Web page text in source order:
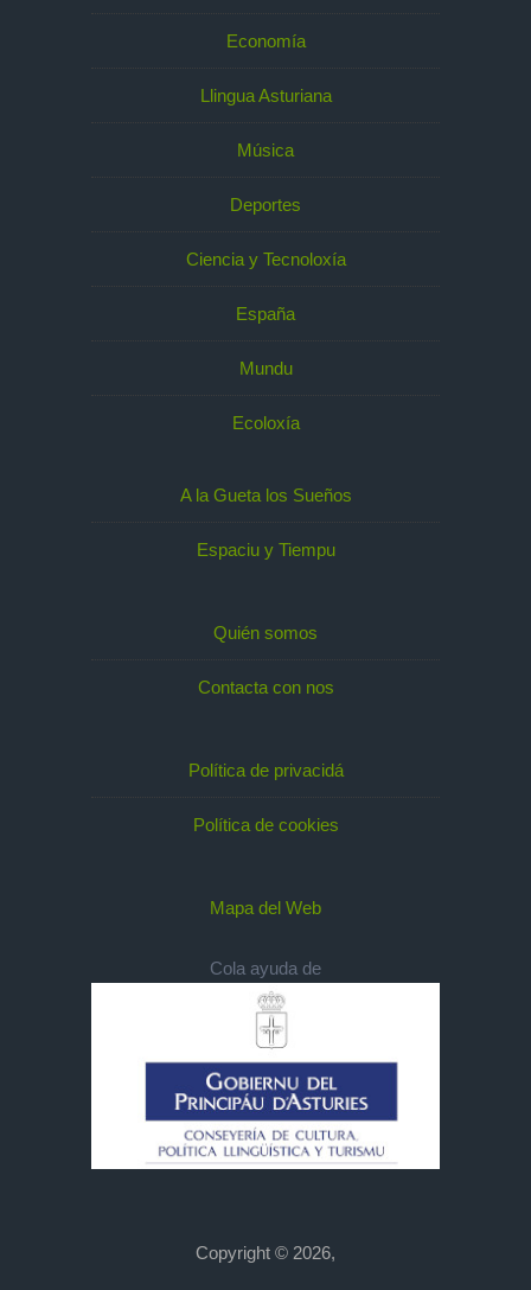
Economía
Llingua Asturiana
Música
Deportes
Ciencia y Tecnoloxía
España
Mundu
Ecoloxía
A la Gueta los Sueños
Espaciu y Tiempu
Quién somos
Contacta con nos
Política de privacidá
Política de cookies
Mapa del Web
Cola ayuda de
Copyright © 2026,